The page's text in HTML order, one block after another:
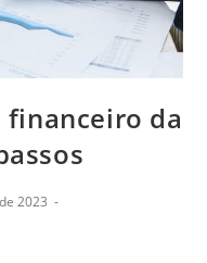
da
2023